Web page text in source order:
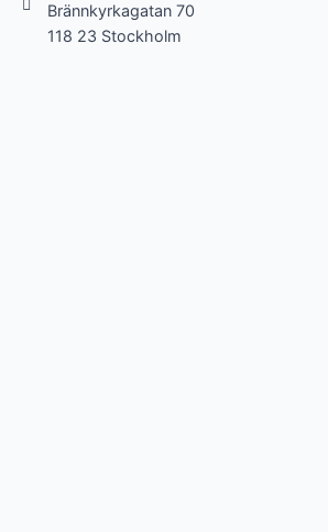
Brännkyrkagatan 70
118 23 Stockholm